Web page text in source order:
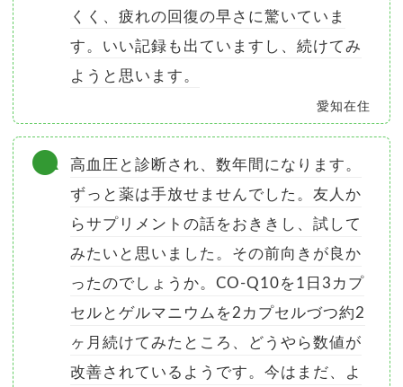
くく、疲れの回復の早さに驚いていま
す。いい記録も出ていますし、続けてみ
ようと思います。
愛知在住
高血圧と診断され、数年間になります。
ずっと薬は手放せませんでした。友人か
らサプリメントの話をおききし、試して
みたいと思いました。その前向きが良か
ったのでしょうか。CO-Q10を1日3カプ
セルとゲルマニウムを2カプセルづつ約2
ヶ月続けてみたところ、どうやら数値が
改善されているようです。今はまだ、よ